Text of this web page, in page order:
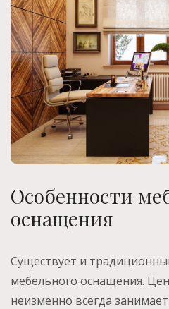
Особенности
оснащения
Существует и
мебельного оснащения.
неизменно всегда